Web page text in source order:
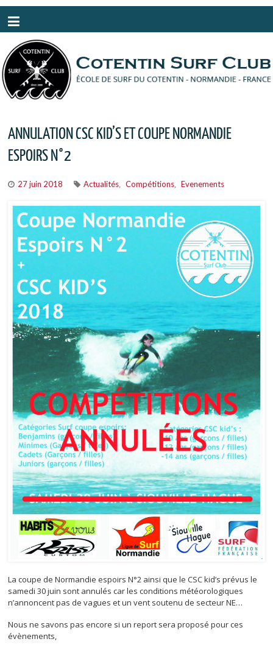
ANNULATION CSC KID’S ET COUPE NORMANDIE
ESPOIRS N°2
27 juin 2018 Actualités Compétitions Evenements
La coupe de Normandie espoirs N°2 ainsi que le CSC kid’s prévus le
samedi 30 juin sont annulés car les conditions météorologiques
n’annoncent pas de vagues et un vent soutenu de secteur NE…
Nous ne savons pas encore si un report sera proposé pour ces
évènements,
Panneau de gestion des cookies